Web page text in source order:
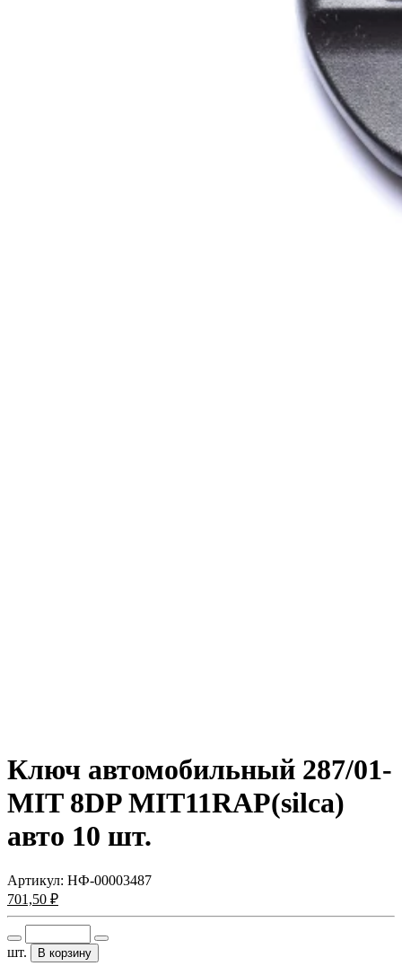
Ключ автомобильный 287/01-
MIT 8DP MIT11RAP(silca)
авто 10 шт.
Артикул: НФ-00003487
701,50 ₽
шт. В корзину